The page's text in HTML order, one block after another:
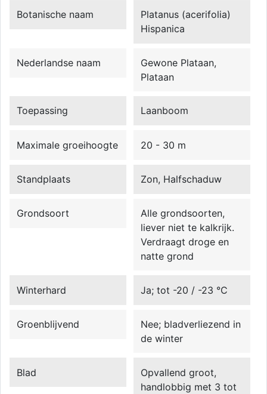
Botanische naam
Platanus (acerifolia)
Hispanica
Nederlandse naam
Gewone Plataan,
Plataan
Toepassing Laanboom
Maximale groeihoogte 20 - 30 m
Standplaats Zon, Halfschaduw
Grondsoort
Alle grondsoorten,
liever niet te kalkrijk.
Verdraagt droge en
natte grond
Winterhard Ja; tot -20 / -23 °C
Groenblijvend
Nee; bladverliezend in
de winter
Blad
Opvallend groot,
handlobbig met 3 tot